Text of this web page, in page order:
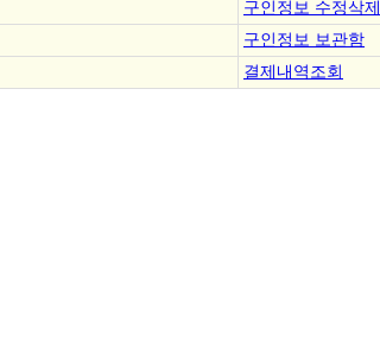
구인정보 수정삭제
구인정보 보관함
결제내역조회